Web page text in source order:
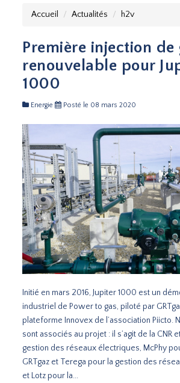
Accueil Actualités h2v
Première injection de
renouvelable pour
1000
Energie Posté le 08 mars 2020
Initié en mars 2016, Jupiter 1000 est un
industriel de Power to gas, piloté par
plateforme Innovex de l’association Piicto.
sont associés au projet : il s’agit de la CNR
gestion des réseaux électriques, McPhy
GRTgaz et Terega pour la gestion des
et Lotz pour la...